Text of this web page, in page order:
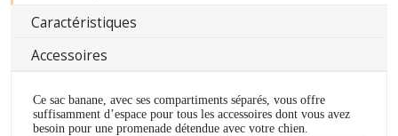
Caractéristiques
Accessoires
Ce sac banane, avec ses compartiments séparés, vous offre
suffisamment d’espace pour tous les accessoires dont vous avez
besoin pour une promenade détendue avec votre chien.